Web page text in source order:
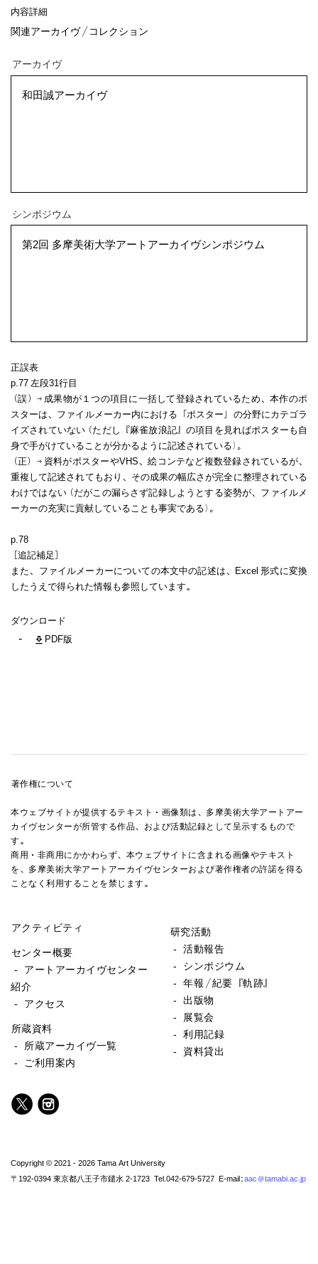
内容詳細
アーカイヴ
和田誠アーカイヴ
シンポジウム
第2回 多摩美術大学アートアーカイヴシンポジウム
正誤表
p.77 左段31行目
（誤）→成果物が１つの項目に一括して登録されているため、本作のポ
スターは、ファイルメーカー内における「ポスター」の分野にカテゴラ
イズされていない（ただし『麻雀放浪記』の項目を見ればポスターも自
身で手がけていることが分かるように記述されている）。
（正）→資料がポスターやVHS、絵コンテなど複数登録されているが、
重複して記述されてもおり、その成果の幅広さが完全に整理されている
わけではない（だがこの漏らさず記録しようとする姿勢が、ファイルメ
ーカーの充実に貢献していることも事実である）。
p.78
［追記補足］
また、ファイルメーカーについての本文中の記述は、Excel 形式に変換
したうえで得られた情報も参照しています。
ダウンロード
PDF版
著作権について
本ウェブサイトが提供するテキスト・画像類は、多摩美術大学アートアー
カイヴセンターが所管する作品、および活動記録として呈示するもので
す。
商用・非商用にかかわらず、本ウェブサイトに含まれる画像やテキスト
を、多摩美術大学アートアーカイヴセンターおよび著作権者の許諾を得る
ことなく利用することを禁じます。
アクティビティ
センター概要
- アートアーカイヴセンター
紹介
- アクセス
所蔵資料
- 所蔵アーカイヴ一覧
- ご利用案内
研究活動
- 活動報告
- シンポジウム
- 年報／紀要『軌跡』
- 出版物
- 展覧会
- 利用記録
- 資料貸出
Copyright © 2021 - 2026 Tama Art University
〒192-0394 東京都八王子市鑓水 2-1723 Tel.042-679-5727 E-mail:aac@tamabi.ac.jp